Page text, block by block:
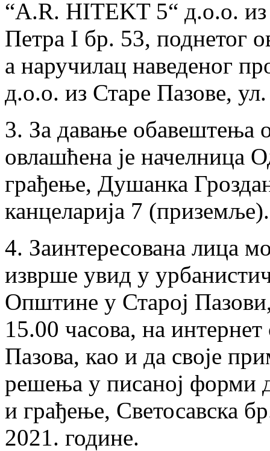
“A.R. HITEKT 5“ д.о.о.
Петра I бр. 53, поднетог
а наручилац наведеног
д.о.о. из Старе Пазове,
3. За давање обавештења
овлашћена је начелница
грађење, Душанка
канцеларија 7 (приземље).
4. Заинтересована лица
изврше увид у
Општине у Старој
15.00 часова, на
Пазова, као и да своје
решења у писаној форми
и грађење, Светосавска
2021. године.